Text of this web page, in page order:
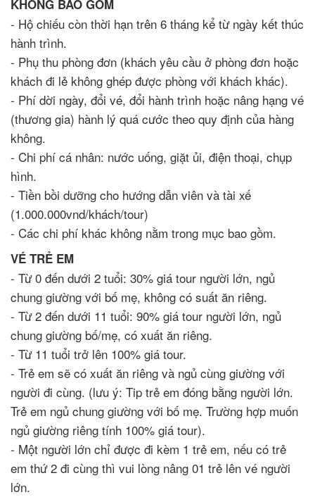
KHÔNG BAO GỒM
- Hộ chiếu còn thời hạn trên 6 tháng kể từ ngày kết thúc
hành trình.
- Phụ thu phòng đơn (khách yêu cầu ở phòng đơn hoặc
khách đi lẻ không ghép được phòng với khách khác).
- Phí dời ngày, đổi vé, đổi hành trình hoặc nâng hạng vé
(thương gia) hành lý quá cước theo quy định của hàng
không.
- Chi phí cá nhân: nước uống, giặt ủi, điện thoại, chụp
hình.
- Tiền bồi dưỡng cho hướng dẫn viên và tài xế
(1.000.000vnd/khách/tour)
- Các chi phí khác không nằm trong mục bao gồm.
VÉ TRẺ EM
- Từ 0 đến dưới 2 tuổi: 30% giá tour người lớn, ngủ
chung giường với bố mẹ, không có suất ăn riêng.
- Từ 2 đến dưới 11 tuổi: 90% giá tour người lớn, ngủ
chung giường bố/mẹ, có xuất ăn riêng.
- Từ 11 tuổi trở lên 100% giá tour.
- Trẻ em sẽ có xuất ăn riêng và ngủ cùng giường với
người đi cùng. (lưu ý: Tip trẻ em đóng bằng người lớn.
Trẻ em ngủ chung giường với bố mẹ. Trường hợp muốn
ngủ giường riêng tính 100% giá tour).
- Một người lớn chỉ được đi kèm 1 trẻ em, nếu có trẻ
em thứ 2 đi cùng thì vui lòng nâng 01 trẻ lên vé người
lớn.